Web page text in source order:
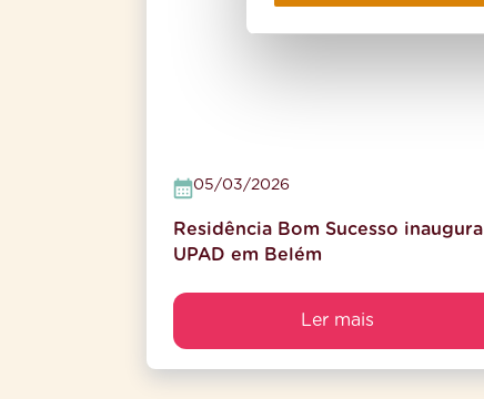
05/03/2026
Residência Bom Sucesso inaugura
UPAD em Belém
Ler mais